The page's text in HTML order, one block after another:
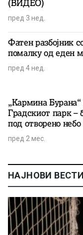
(ВИДЕО)
пред 3 нед.
Фатен разбојник
помалку од еден
пред 4 нед.
„Кармина Бурана“
Градскиот парк –
под отворено небо
пред 2 мес.
НАЈНОВИ